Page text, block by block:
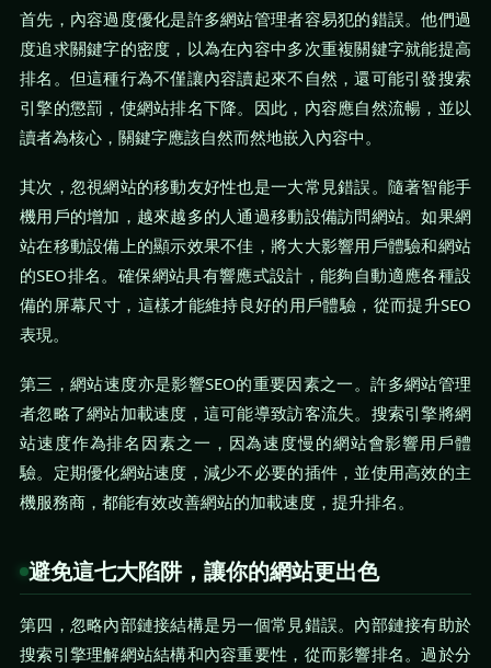
首先，內容過度優化是許多網站管理者容易犯的錯誤。他們過
度追求關鍵字的密度，以為在內容中多次重複關鍵字就能提高
排名。但這種行為不僅讓內容讀起來不自然，還可能引發搜索
引擎的懲罰，使網站排名下降。因此，內容應自然流暢，並以
讀者為核心，關鍵字應該自然而然地嵌入內容中。
其次，忽視網站的移動友好性也是一大常見錯誤。隨著智能手
機用戶的增加，越來越多的人通過移動設備訪問網站。如果網
站在移動設備上的顯示效果不佳，將大大影響用戶體驗和網站
的SEO排名。確保網站具有響應式設計，能夠自動適應各種設
備的屏幕尺寸，這樣才能維持良好的用戶體驗，從而提升SEO
表現。
第三，網站速度亦是影響SEO的重要因素之一。許多網站管理
者忽略了網站加載速度，這可能導致訪客流失。搜索引擎將網
站速度作為排名因素之一，因為速度慢的網站會影響用戶體
驗。定期優化網站速度，減少不必要的插件，並使用高效的主
機服務商，都能有效改善網站的加載速度，提升排名。
避免這七大陷阱，讓你的網站更出色
第四，忽略內部鏈接結構是另一個常見錯誤。內部鏈接有助於
搜索引擎理解網站結構和內容重要性，從而影響排名。過於分